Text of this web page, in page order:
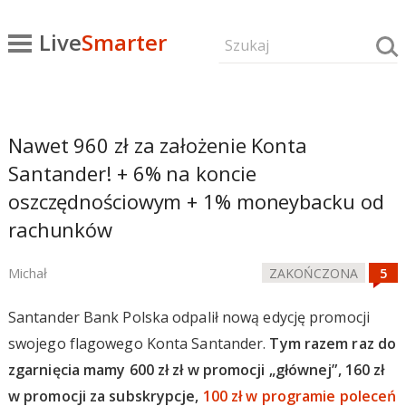
LiveSmarter
Nawet 960 zł za założenie Konta
Santander! + 6% na koncie
oszczędnościowym + 1% moneybacku od
rachunków
Michał ZAKOŃCZONA
Santander Bank Polska odpalił nową edycję promocji
swojego flagowego Konta Santander. Tym razem raz do
zgarnięcia mamy 600 zł zł w promocji „głównej”, 160 zł
w promocji za subskrypcje, 100 zł w programie poleceń